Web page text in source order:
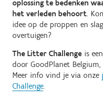
oplossing te bedenken
het verleden behoort.
idee op de proppen en
overtuigen?
The Litter Challenge is
door GoodPlanet
Meer info vind je via onze
Challenge.